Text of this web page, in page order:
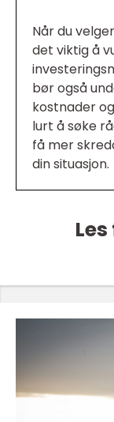
Når du
det viktig å
bør også
kostnader
lurt å søke
få mer
din situasjon.